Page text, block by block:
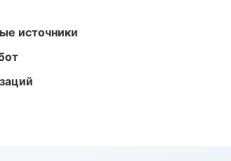
источники